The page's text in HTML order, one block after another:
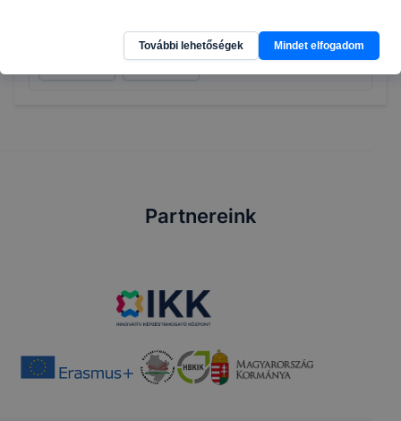
Turisztikai technikus
Partnereink
További lehetőségek Mindet elfogadom